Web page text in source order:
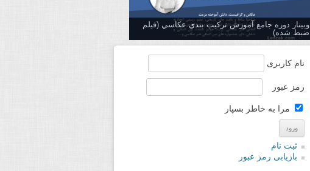
وبینار دوره جامع آموزش تركيب بندي عكاسي (فیلم
ضبط شده)
نام کاربری
رمز عبور
مرا به خاطر بسپار
ثبت نام
بازیابی رمز عبور